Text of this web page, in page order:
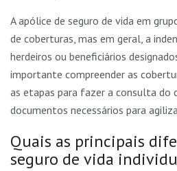
A apólice de seguro de vida em
de coberturas, mas em geral, a
herdeiros ou beneficiários
importante compreender as
as etapas para fazer a consulta do
documentos necessários para
Quais as principais
seguro de vida